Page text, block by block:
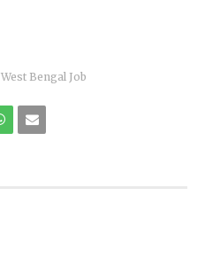
West Bengal Job